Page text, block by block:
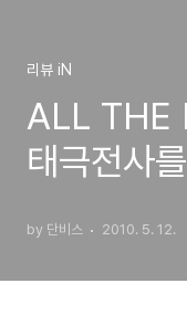
리뷰 iN
ALL THE
태극전사
by 단비스 2010. 5. 12.